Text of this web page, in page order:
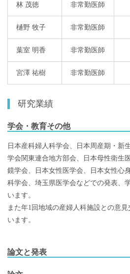
林 茂徳 非常勤医師
樋野 牧子 非常勤医師
葉室 明香 非常勤医師
宮澤 祐樹 非常勤医師
研究業績
学会・教育その他
日本産科婦人科学会、日本周産期・新
学会関東連合地方部会、日本母性衛生
鏡学会、日本女性医学会、日本女性心
科学会、埼玉県医学会などでの発表、
います。
また年1回地域の産婦人科施設との意
います。
論文と発表